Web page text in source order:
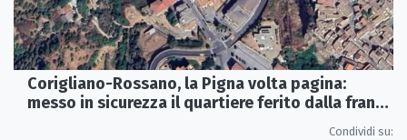
Corigliano-Rossano, la Pigna volta pagina:
messo in sicurezza il quartiere ferito dalla frana
Condividi su: